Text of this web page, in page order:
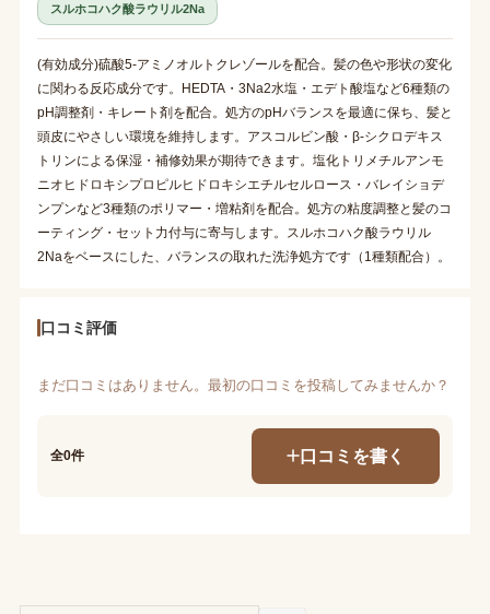
スルホコハク酸ラウリル2Na
(有効成分)硫酸5-アミノオルトクレゾールを配合。髪の色や形状の変化
に関わる反応成分です。HEDTA・3Na2水塩・エデト酸塩など6種類の
pH調整剤・キレート剤を配合。処方のpHバランスを最適に保ち、髪と
頭皮にやさしい環境を維持します。アスコルビン酸・β-シクロデキス
トリンによる保湿・補修効果が期待できます。塩化トリメチルアンモ
ニオヒドロキシプロピルヒドロキシエチルセルロース・バレイショデ
ンプンなど3種類のポリマー・増粘剤を配合。処方の粘度調整と髪のコ
ーティング・セット力付与に寄与します。スルホコハク酸ラウリル
2Naをベースにした、バランスの取れた洗浄処方です（1種類配合）。
口コミ評価
まだ口コミはありません。最初の口コミを投稿してみませんか？
全0件 口コミを書く